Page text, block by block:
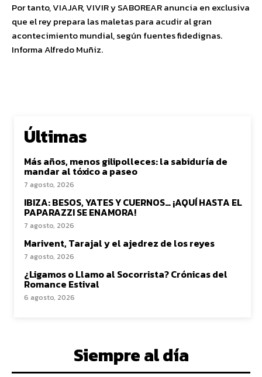
Por tanto, VIAJAR, VIVIR y SABOREAR anuncia en exclusiva
que el rey prepara las maletas para acudir al gran
acontecimiento mundial, según fuentes fidedignas.
Informa Alfredo Muñiz.
Últimas
Más años, menos gilipolleces: la sabiduría de
mandar al tóxico a paseo
7 agosto, 2026
IBIZA: BESOS, YATES Y CUERNOS… ¡AQUÍ HASTA EL
PAPARAZZI SE ENAMORA!
7 agosto, 2026
Marivent, Tarajal y el ajedrez de los reyes
7 agosto, 2026
¿Ligamos o Llamo al Socorrista? Crónicas del
Romance Estival
6 agosto, 2026
Siempre al día